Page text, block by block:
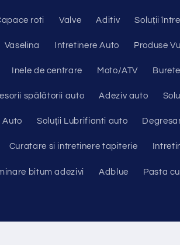
roti Valve Aditiv Soluții
Vaselina Intretinere Auto Produse
Inele de centrare Moto/ATV
spălătorii auto Adeziv auto
Auto Soluții Lubrifianti auto
Curatare si intretinere tapiterie
bitum adezivi Adblue Pasta